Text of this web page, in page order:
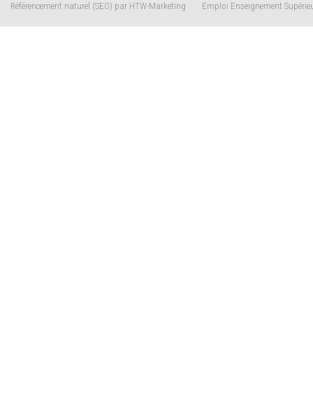
Référencement naturel (SEO) par HTW-Marketing
Emploi Enseignement